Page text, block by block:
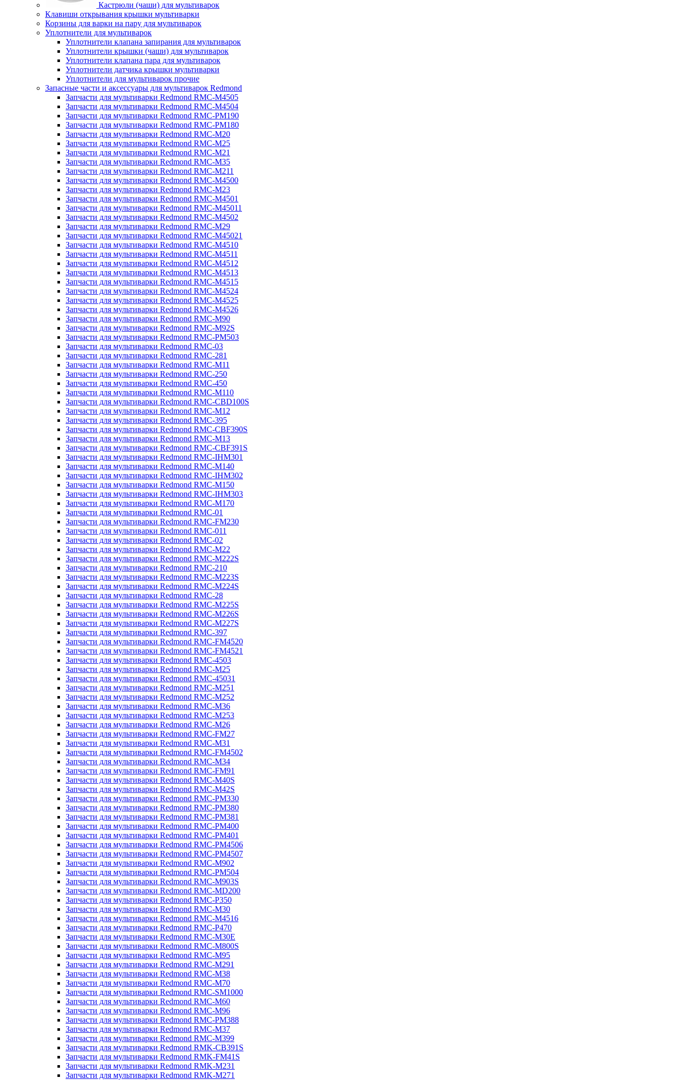
Кастрюли (чаши) для мультиварок
Клавиши открывания крышки мультиварки
Корзины для варки на пару для мультиварок
Уплотнители для мультиварок
Уплотнители клапана запирания для мультиварок
Уплотнители крышки (чаши) для мультиварок
Уплотнители клапана пара для мультиварок
Уплотнители датчика крышки мультиварки
Уплотнители для мультиварок прочие
Запасные части и аксессуары для мультиварок Redmond
Запчасти для мультиварки Redmond RMC-M4505
Запчасти для мультиварки Redmond RMC-M4504
Запчасти для мультиварки Redmond RMC-PM190
Запчасти для мультиварки Redmond RMC-PM180
Запчасти для мультиварки Redmond RMC-M20
Запчасти для мультиварки Redmond RMC-M25
Запчасти для мультиварки Redmond RMC-M21
Запчасти для мультиварки Redmond RMC-M35
Запчасти для мультиварки Redmond RMC-M211
Запчасти для мультиварки Redmond RMC-M4500
Запчасти для мультиварки Redmond RMC-M23
Запчасти для мультиварки Redmond RMC-M4501
Запчасти для мультиварки Redmond RMC-M45011
Запчасти для мультиварки Redmond RMC-M4502
Запчасти для мультиварки Redmond RMC-M29
Запчасти для мультиварки Redmond RMC-M45021
Запчасти для мультиварки Redmond RMC-M4510
Запчасти для мультиварки Redmond RMC-M4511
Запчасти для мультиварки Redmond RMC-M4512
Запчасти для мультиварки Redmond RMC-M4513
Запчасти для мультиварки Redmond RMC-M4515
Запчасти для мультиварки Redmond RMC-M4524
Запчасти для мультиварки Redmond RMC-M4525
Запчасти для мультиварки Redmond RMC-M4526
Запчасти для мультиварки Redmond RMC-M90
Запчасти для мультиварки Redmond RMC-M92S
Запчасти для мультиварки Redmond RMC-PM503
Запчасти для мультиварки Redmond RMC-03
Запчасти для мультиварки Redmond RMC-281
Запчасти для мультиварки Redmond RMC-M11
Запчасти для мультиварки Redmond RMC-250
Запчасти для мультиварки Redmond RMC-450
Запчасти для мультиварки Redmond RMC-M110
Запчасти для мультиварки Redmond RMC-CBD100S
Запчасти для мультиварки Redmond RMC-M12
Запчасти для мультиварки Redmond RMC-395
Запчасти для мультиварки Redmond RMC-CBF390S
Запчасти для мультиварки Redmond RMC-M13
Запчасти для мультиварки Redmond RMC-CBF391S
Запчасти для мультиварки Redmond RMC-IHM301
Запчасти для мультиварки Redmond RMC-M140
Запчасти для мультиварки Redmond RMC-IHM302
Запчасти для мультиварки Redmond RMC-M150
Запчасти для мультиварки Redmond RMC-IHM303
Запчасти для мультиварки Redmond RMC-M170
Запчасти для мультиварки Redmond RMC-01
Запчасти для мультиварки Redmond RMC-FM230
Запчасти для мультиварки Redmond RMC-011
Запчасти для мультиварки Redmond RMC-02
Запчасти для мультиварки Redmond RMC-M22
Запчасти для мультиварки Redmond RMC-M222S
Запчасти для мультиварки Redmond RMC-210
Запчасти для мультиварки Redmond RMC-M223S
Запчасти для мультиварки Redmond RMC-M224S
Запчасти для мультиварки Redmond RMC-28
Запчасти для мультиварки Redmond RMC-M225S
Запчасти для мультиварки Redmond RMC-M226S
Запчасти для мультиварки Redmond RMC-M227S
Запчасти для мультиварки Redmond RMC-397
Запчасти для мультиварки Redmond RMC-FM4520
Запчасти для мультиварки Redmond RMC-FM4521
Запчасти для мультиварки Redmond RMC-4503
Запчасти для мультиварки Redmond RMC-M25
Запчасти для мультиварки Redmond RMC-45031
Запчасти для мультиварки Redmond RMC-M251
Запчасти для мультиварки Redmond RMC-M252
Запчасти для мультиварки Redmond RMC-M36
Запчасти для мультиварки Redmond RMC-M253
Запчасти для мультиварки Redmond RMC-M26
Запчасти для мультиварки Redmond RMC-FM27
Запчасти для мультиварки Redmond RMC-M31
Запчасти для мультиварки Redmond RMC-FM4502
Запчасти для мультиварки Redmond RMC-M34
Запчасти для мультиварки Redmond RMC-FM91
Запчасти для мультиварки Redmond RMC-M40S
Запчасти для мультиварки Redmond RMC-M42S
Запчасти для мультиварки Redmond RMC-PM330
Запчасти для мультиварки Redmond RMC-PM380
Запчасти для мультиварки Redmond RMC-PM381
Запчасти для мультиварки Redmond RMC-PM400
Запчасти для мультиварки Redmond RMC-PM401
Запчасти для мультиварки Redmond RMC-PM4506
Запчасти для мультиварки Redmond RMC-PM4507
Запчасти для мультиварки Redmond RMC-M902
Запчасти для мультиварки Redmond RMC-PM504
Запчасти для мультиварки Redmond RMC-M903S
Запчасти для мультиварки Redmond RMC-MD200
Запчасти для мультиварки Redmond RMC-P350
Запчасти для мультиварки Redmond RMC-M30
Запчасти для мультиварки Redmond RMC-M4516
Запчасти для мультиварки Redmond RMC-P470
Запчасти для мультиварки Redmond RMC-M30E
Запчасти для мультиварки Redmond RMC-M800S
Запчасти для мультиварки Redmond RMC-M95
Запчасти для мультиварки Redmond RMC-M291
Запчасти для мультиварки Redmond RMC-M38
Запчасти для мультиварки Redmond RMC-M70
Запчасти для мультиварки Redmond RMC-SM1000
Запчасти для мультиварки Redmond RMC-M60
Запчасти для мультиварки Redmond RMC-M96
Запчасти для мультиварки Redmond RMC-PM388
Запчасти для мультиварки Redmond RMC-M37
Запчасти для мультиварки Redmond RMC-M399
Запчасти для мультиварки Redmond RMK-CB391S
Запчасти для мультиварки Redmond RMK-FM41S
Запчасти для мультиварки Redmond RMK-M231
Запчасти для мультиварки Redmond RMK-M271